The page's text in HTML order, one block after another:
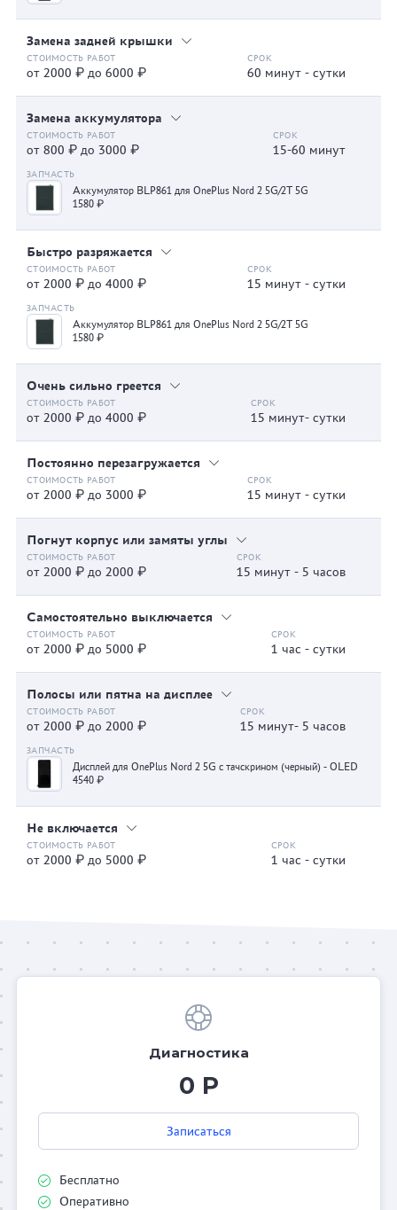
Замена задней крышки
от 2000 ₽ до 6000 ₽ 60 минут - сутки
Замена аккумулятора
от 800 ₽ до 3000 ₽ 15-60 минут
Аккумулятор BLP861 для OnePlus Nord 2 5G/2T 5G
1580 ₽
Быстро разряжается
от 2000 ₽ до 4000 ₽ 15 минут - сутки
Аккумулятор BLP861 для OnePlus Nord 2 5G/2T 5G
1580 ₽
Очень сильно греется
от 2000 ₽ до 4000 ₽ 15 минут- сутки
Постоянно перезагружается
от 2000 ₽ до 3000 ₽ 15 минут - сутки
Погнут корпус или замяты углы
от 2000 ₽ до 2000 ₽ 15 минут - 5 часов
Самостоятельно выключается
от 2000 ₽ до 5000 ₽ 1 час - сутки
Полосы или пятна на дисплее
от 2000 ₽ до 2000 ₽ 15 минут- 5 часов
Дисплей для OnePlus Nord 2 5G с тачскрином (черный) - OLED
4540 ₽
Не включается
от 2000 ₽ до 5000 ₽ 1 час - сутки
Диагностика
0 Р
Записаться
Бесплатно
Оперативно